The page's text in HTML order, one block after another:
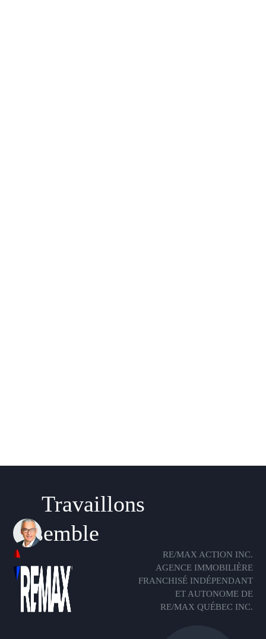
Travaillons
ensemble
RE/MAX ACTION INC.
AGENCE IMMOBILIÈRE
FRANCHISÉ INDÉPENDANT
ET AUTONOME DE
RE/MAX QUÉBEC INC.